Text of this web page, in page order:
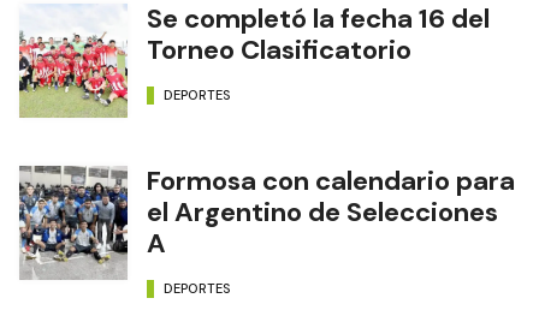
Se completó la fecha 16 del
Torneo Clasificatorio
DEPORTES
Formosa con calendario para
el Argentino de Selecciones
A
DEPORTES